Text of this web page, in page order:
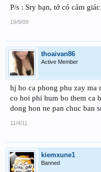
P/s : Sry bạn, tớ có cảm
19/9/09
thoaivan86
Active Member
hj ho ca phong phu zay
co hoi phi hum bo them ca
dong hon ne pan chuc ban
11/4/11
kiemxune1
Banned